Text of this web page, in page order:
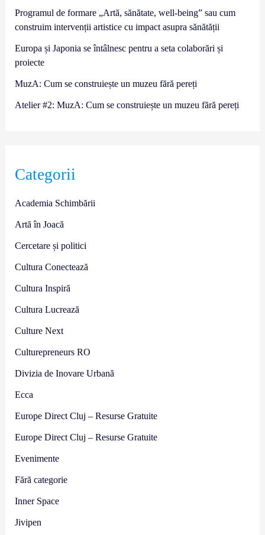
Programul de formare „Artă, sănătate, well-being” sau cum
construim intervenții artistice cu impact asupra sănătății
Europa și Japonia se întâlnesc pentru a seta colaborări și
proiecte
MuzA: Cum se construiește un muzeu fără pereți
Atelier #2: MuzA: Cum se construiește un muzeu fără pereți
Categorii
Academia Schimbării
Artă în Joacă
Cercetare și politici
Cultura Conectează
Cultura Inspiră
Cultura Lucrează
Culture Next
Culturepreneurs RO
Divizia de Inovare Urbană
Ecca
Europe Direct Cluj – Resurse Gratuite
Europe Direct Cluj – Resurse Gratuite
Evenimente
Fără categorie
Inner Space
Jivipen